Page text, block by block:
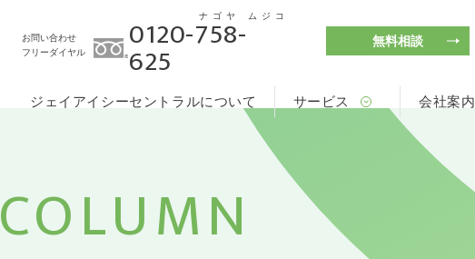
お問い合わせ
フリーダイヤル
ナゴヤ ムジコ
0120-758-
625 無料相談
ジェイアイシーセントラルについて サービス 会社案内
COLUMN